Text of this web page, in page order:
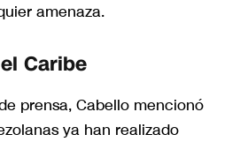
amenaza.
Caribe
prensa, Cabello mencionó
ya han realizado